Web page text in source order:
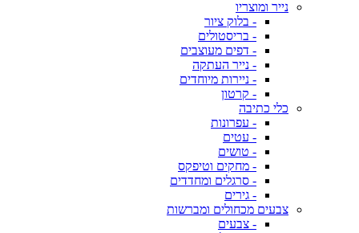
נייר ומוצריו
- בלוק ציור
- בריסטולים
- דפים מעוצבים
- נייר העתקה
- ניירות מיוחדים
- קרטון
כלי כתיבה
- עפרונות
- עטים
- טושים
- מחקים וטיפקס
- סרגלים ומחדדים
- גירים
צבעים מכחולים ומברשות
- צבעים